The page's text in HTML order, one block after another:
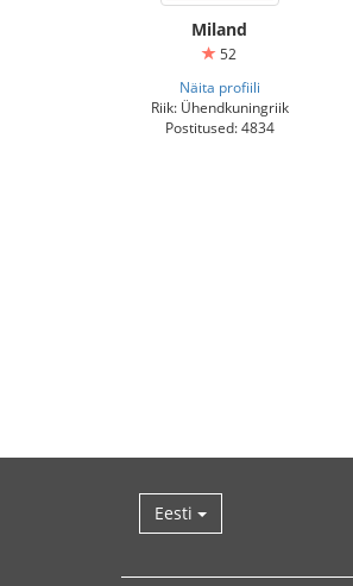
Miland
52
Näita profiili
Riik: Ühendkuningriik
Postitused: 4834
Eesti